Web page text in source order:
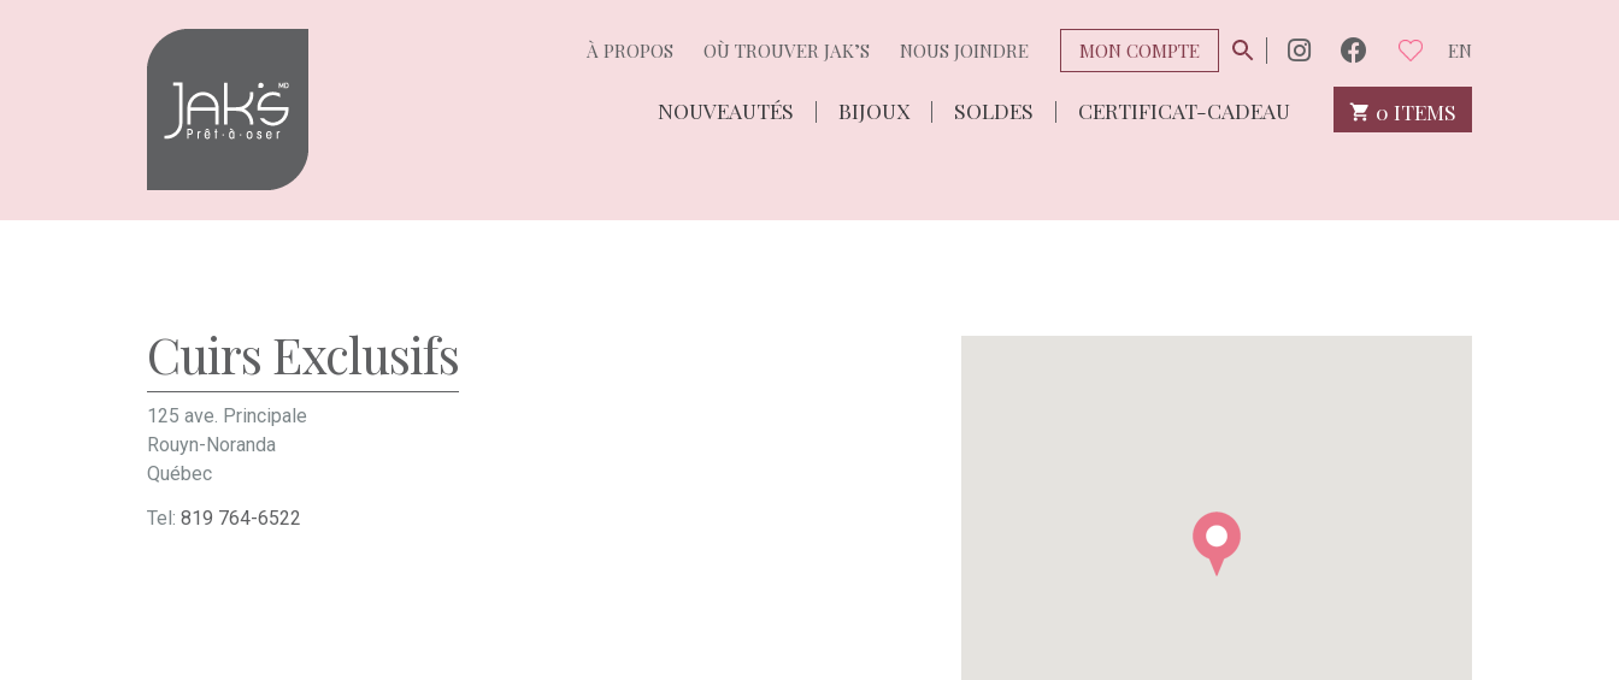
Aller
à
navigation
Aller
au
À PROPOS OÙ TROUVER JAK’S NOUS JOINDRE MON COMPTE EN
NOUVEAUTÉS BIJOUX SOLDES CERTIFICAT-CADEAU 0 ITEMS
Cuirs Exclusifs
125 ave. Principale
Rouyn-Noranda
Québec
Tel: 819 764-6522